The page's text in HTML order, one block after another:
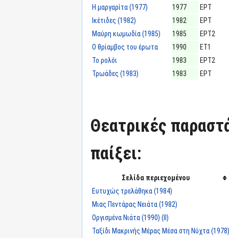
Η μαργαρίτα (1977)
1977
ΕΡΤ
Ικέτιδες (1982)
1982
ΕΡΤ
Μαύρη κωμωδία (1985)
1985
ΕΡΤ2
Ο θρίαμβος του έρωτα
1990
ΕΤ1
Το ρολόι
1983
ΕΡΤ2
Τρωάδες (1983)
1983 ΕΡΤ
Θεατρικές
παίξει:
Σελίδα περιεχομένου
Ευτυχώς τρελάθηκα (1984)
Μιας Πεντάρας Νειάτα (1982)
Οργισμένα Νιάτα (1990) (II)
Ταξίδι Μακρινής Μέρας Μέσα στη Νύχτα (1978)